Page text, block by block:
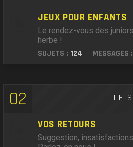
JEUX POUR ENFANTS
Le rendez-vous des
herbe !
SUJETS : 124 MESSAGES :
02 LE
VOS RETOURS
Suggestion,